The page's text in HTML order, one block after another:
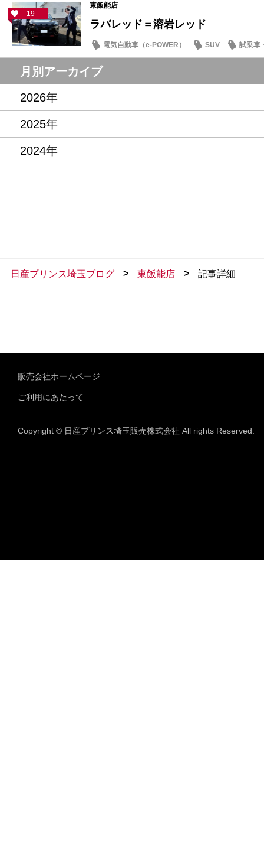
19
東飯能店
ラバレッド＝溶岩レッド
電気自動車（e-POWER） SUV 試乗車
月別アーカイブ
2026年
2025年
2024年
日産プリンス埼玉ブログ > 東飯能店 > 記事詳細
販売会社ホームページ
ご利用にあたって
Copyright © 日産プリンス埼玉販売株式会社 All rights Reserved.